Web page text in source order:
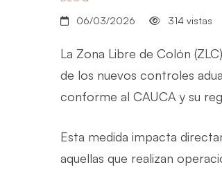
06/03/2026
314 vistas
La Zona Libre de Colón
de los nuevos controles
conforme al CAUCA y su
Esta medida impacta
aquellas que realizan